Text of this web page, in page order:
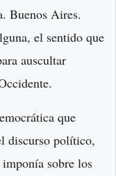
Buenos Aires.
el sentido que
auscultar
que
discurso político,
sobre los